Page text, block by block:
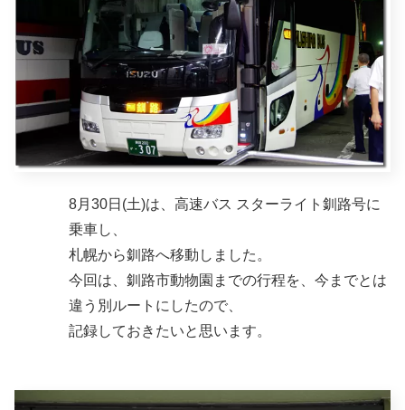
8月30日(土)は、高速バス スターライト釧路号に
乗車し、
札幌から釧路へ移動しました。
今回は、釧路市動物園までの行程を、今までとは
違う別ルートにしたので、
記録しておきたいと思います。